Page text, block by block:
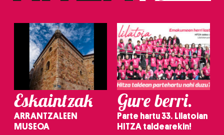
Eskaintzak
ARRANTZALEEN
MUSEOA
Gure berri.
Parte hartu 33. Lilatoian
HITZA taldearekin!